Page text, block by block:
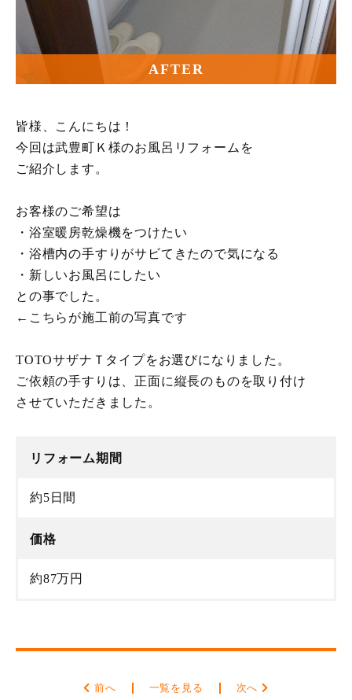
AFTER
皆様、こんにちは！
今回は武豊町Ｋ様のお風呂リフォームを
ご紹介します。
お客様のご希望は
・浴室暖房乾燥機をつけたい
・浴槽内の手すりがサビてきたので気になる
・新しいお風呂にしたい
との事でした。
←こちらが施工前の写真です
TOTOサザナＴタイプをお選びになりました。
ご依頼の手すりは、正面に縦長のものを取り付け
させていただきました。
リフォーム期間
約5日間
価格
約87万円
前へ 一覧を見る 次へ